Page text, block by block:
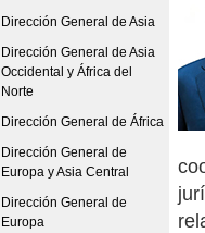
Dirección General de Asia
Dirección General de Asia
Occidental y África del
Norte
Dirección General de África
Dirección General de
Europa y Asia Central
Dirección General de
Europa